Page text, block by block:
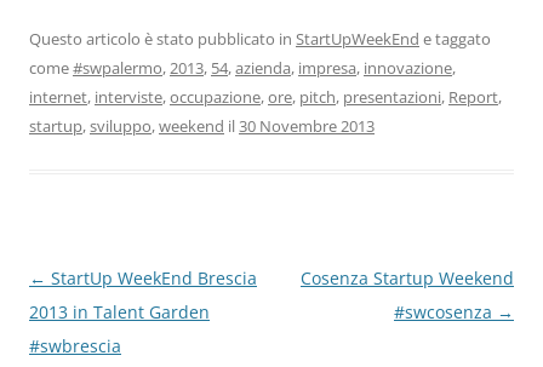
Questo articolo è stato pubblicato in StartUpWeekEnd e taggato
come#swpalermo,2013, 54,azienda, impresa, innovazione,
internet, interviste,occupazione,ore, pitch, presentazioni, Report,
startup,sviluppo,weekend il30 Novembre 2013
Navigazione
articolo
← StartUp WeekEnd Brescia
2013 in Talent Garden
#swbrescia
Cosenza Startup Weekend
#swcosenza →